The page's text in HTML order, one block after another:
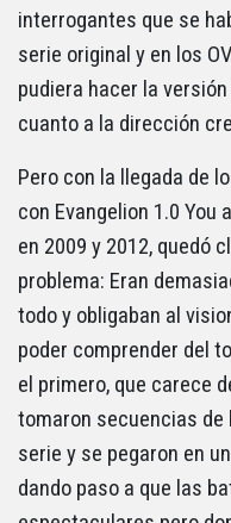
interrogantes que se
serie original y en los
pudiera hacer la
cuanto a la dirección
Pero con la llegada de
con Evangelion 1.0
en 2009 y 2012, quedó
problema: Eran
todo y obligaban al
poder comprender del
el primero, que carece
tomaron secuencias
serie y se pegaron en
dando paso a que las